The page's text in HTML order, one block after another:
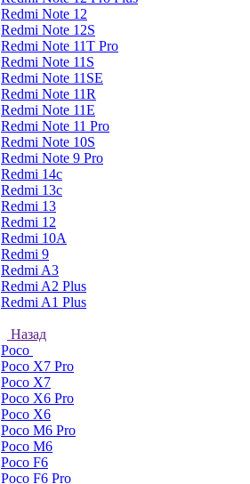
Redmi Note 12
Redmi Note 12S
Redmi Note 11T Pro
Redmi Note 11S
Redmi Note 11SE
Redmi Note 11R
Redmi Note 11E
Redmi Note 11 Pro
Redmi Note 10S
Redmi Note 9 Pro
Redmi 14c
Redmi 13c
Redmi 13
Redmi 12
Redmi 10A
Redmi 9
Redmi A3
Redmi A2 Plus
Redmi A1 Plus
Назад
Poco
Poco X7 Pro
Poco X7
Poco X6 Pro
Poco X6
Poco M6 Pro
Poco M6
Poco F6
Poco F6 Pro